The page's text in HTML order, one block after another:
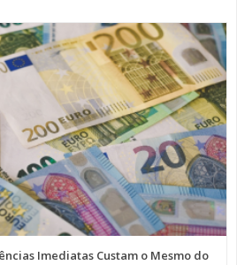
Imediatas Custam o Mesmo do